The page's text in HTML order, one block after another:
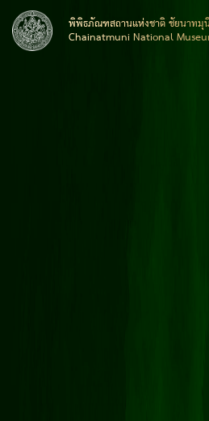
พิพิธภัณฑสถานแห่งชาติ ชัยนาทมุ
Chainatmuni National